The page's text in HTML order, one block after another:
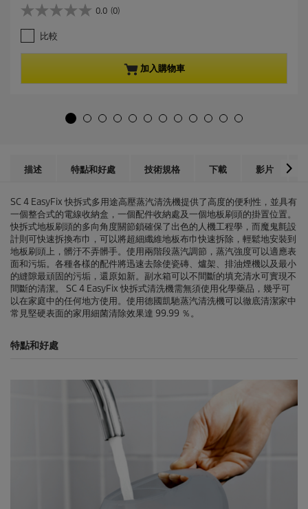
r
e
n
t
e
0.0 (0)
0
.
0
星
比較
加入購物車
描述 特點和好處 技術規格 下載 影片
SC 4 EasyFix 快拆式多用途高壓蒸汽清洗機提供了高度的便利性，並具有
一個整合式的電線收納盒，一個配件收納處及一個地板刷頭的掛置位置。
快拆式地板刷頭的多向角度關節鎖確保了出色的人機工程學，而魔鬼氈設
計則可快速拆換布巾，可以將超細纖維地板布巾快速拆除，輕鬆地安裝到
地板刷頭上，髒汙不弄髒手。使用兩階段蒸汽調節，蒸汽強度可以適應表
面和污垢。各種各樣的配件將迅速去除使瓷磚、爐架、排油煙機以及最小
的縫隙最頑固的污垢，還原如新。副水箱可以不間斷的填充清水可實現不
間斷的清潔。 SC 4 EasyFix 快拆式清洗機需無須使用化學藥品，幾乎可
以在家庭中的任何地方使用。使用德國凱馳蒸汽清洗機可以徹底清潔家中
常見堅硬表面的家用細菌清除效果達 99.99 ％。
特點和好處